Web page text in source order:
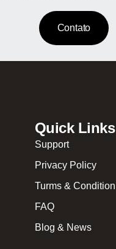
Contato
Quick Links
Support
Privacy Policy
Turms & Condition
FAQ
Blog & News